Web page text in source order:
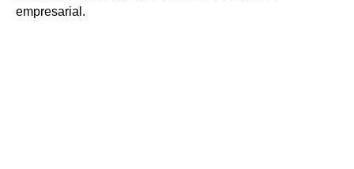
empresarial.